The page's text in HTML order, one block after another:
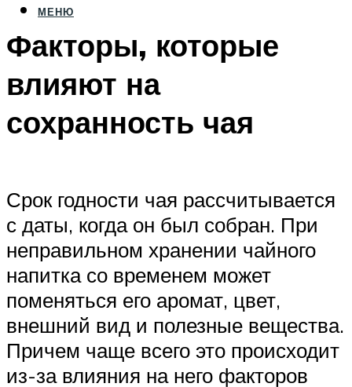
МЕНЮ
Факторы, которые
влияют на
сохранность чая
Срок годности чая рассчитывается
с даты, когда он был собран. При
неправильном хранении чайного
напитка со временем может
поменяться его аромат, цвет,
внешний вид и полезные вещества.
Причем чаще всего это происходит
из-за влияния на него факторов